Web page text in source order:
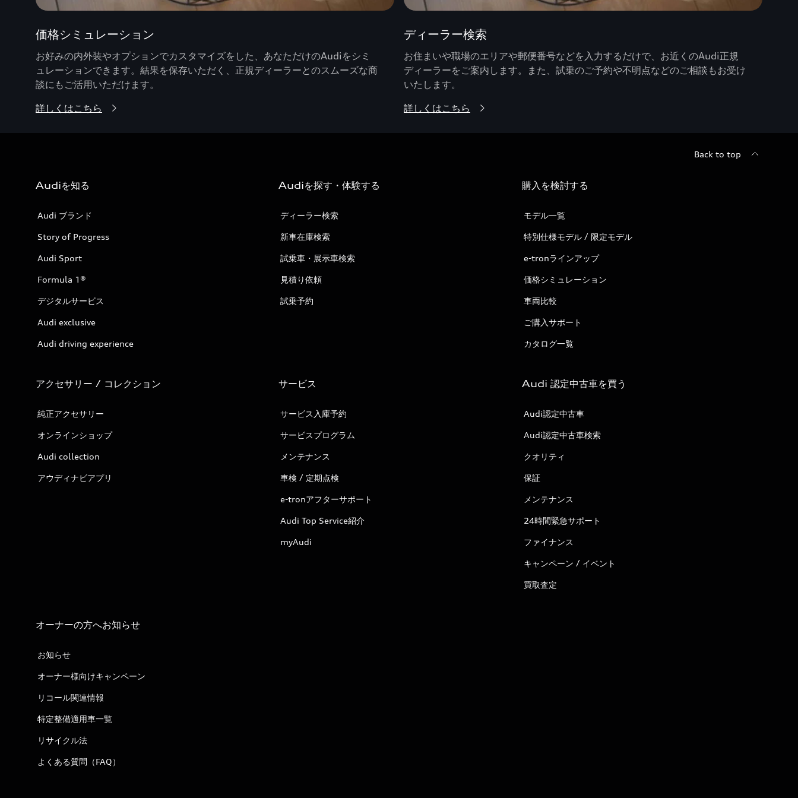
価格シミュレーション
お好みの内外装やオプションでカスタマイズをした、あなただけのAudiをシミ
ュレーションできます。結果を保存いただく、正規ディーラーとのスムーズな商
談にもご活用いただけます。
詳しくはこちら
ディーラー検索
お住まいや職場のエリアや郵便番号などを入力するだけで、お近くのAudi正規
ディーラーをご案内します。また、試乗のご予約や不明点などのご相談もお受け
いたします。
詳しくはこちら
Back to top
Audiを知る
Audi ブランド
Story of Progress
Audi Sport
Formula 1®
デジタルサービス
Audi exclusive
Audi driving experience
Audiを探す・体験する
ディーラー検索
新車在庫検索
試乗車・展示車検索
見積り依頼
試乗予約
購入を検討する
モデル一覧
特別仕様モデル / 限定モデル
e-tronラインアップ
価格シミュレーション
車両比較
ご購入サポート
カタログ一覧
アクセサリー / コレクション
純正アクセサリー
オンラインショップ
Audi collection
アウディナビアプリ
サービス
サービス入庫予約
サービスプログラム
メンテナンス
車検 / 定期点検
e-tronアフターサポート
Audi Top Service紹介
myAudi
Audi 認定中古車を買う
Audi認定中古車
Audi認定中古車検索
クオリティ
保証
メンテナンス
24時間緊急サポート
ファイナンス
キャンペーン / イベント
買取査定
オーナーの方へお知らせ
お知らせ
オーナー様向けキャンペーン
リコール関連情報
特定整備適用車一覧
リサイクル法
よくある質問（FAQ）